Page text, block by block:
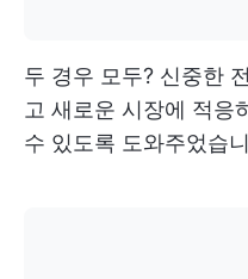
두 경우 모두? 신중한
고 새로운 시장에 적응
수 있도록 도와주었습